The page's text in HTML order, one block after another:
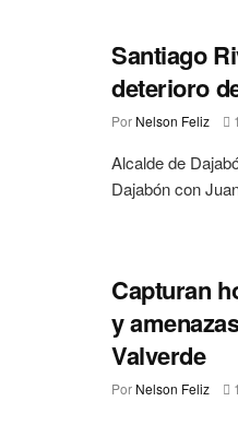
Santiago
deterioro
Por Nelson Feliz
Alcalde de
Dajabón con
Capturan
y
Valverde
Por Nelson Feliz